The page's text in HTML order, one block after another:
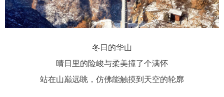
冬日的华山
晴日里的险峻与柔美撞了个满怀
站在山巅远眺，仿佛能触摸到天空的轮廓